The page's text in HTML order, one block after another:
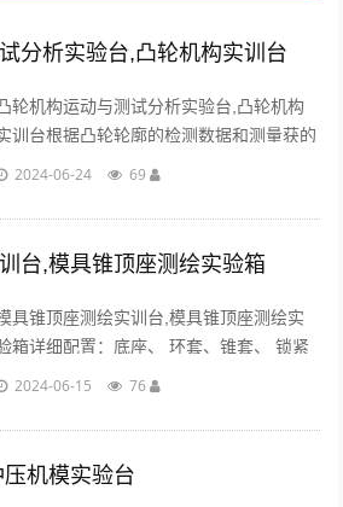
分析实验台,凸轮机构实训台
轮机构运动与测试分析实验台,凸轮机构
训台根据凸轮轮廓的检测数据和测量获的
凸轮机构基本尺寸，利用计算机反求从动件
律。...
2024-06-24 69
台,模具锥顶座测绘实验箱
具锥顶座测绘实训台,模具锥顶座测绘实
箱详细配置：底座、 环套、锥套、 锁紧
螺杆。采用数控机床精加工并经阳极氧化工
需装到铝合金测绘箱内。...
2024-06-15 76
机模实验台